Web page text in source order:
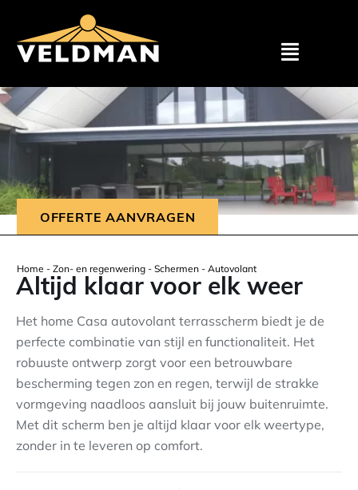
Particulier
Zakelijk
Projecten
Showroom
Contact
OFFERTE AANVRAGEN
Home - Zon- en regenwering- Schermen- Autovolant
Altijd klaar voor elk weer
Het home Casa autovolant terrasscherm biedt je de
perfecte combinatie van stijl en functionaliteit. Het
robuuste ontwerp zorgt voor een betrouwbare
bescherming tegen zon en regen, terwijl de strakke
vormgeving naadloos aansluit bij jouw buitenruimte.
Met dit scherm ben je altijd klaar voor elk weertype,
zonder in te leveren op comfort.